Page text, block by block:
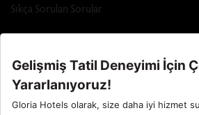
Sıkça Sorulan Sorular
Call Center : 90